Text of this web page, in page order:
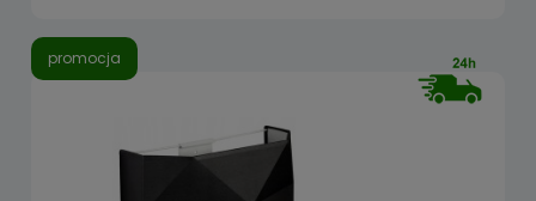
promocja